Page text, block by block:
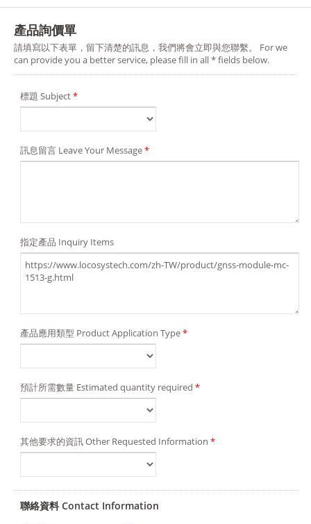
產品詢價單
請填寫以下表單，留下清楚的訊息，我們將會立即與您聯繫。 For we
can provide you a better service, please fill in all * fields below.
標題 Subject*
訊息留言 Leave Your Message*
指定產品 Inquiry Items
產品應用類型 Product Application Type*
預計所需數量 Estimated quantity required *
其他要求的資訊 Other Requested Information *
聯絡資料 Contact Information